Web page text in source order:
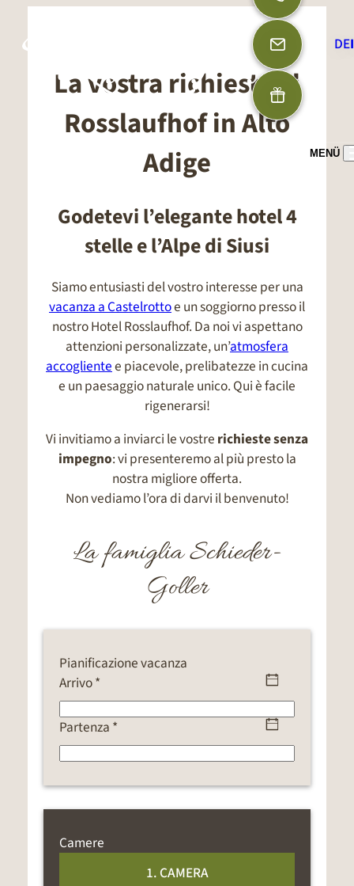
DE
MENÜ
La vostra richiesta al
Rosslaufhof in Alto
Adige
Godetevi l’elegante hotel 4
stelle e l’Alpe di Siusi
Siamo entusiasti del vostro interesse per una
vacanza a Castelrottoe un soggiorno presso il
nostro Hotel Rosslaufhof. Da noi vi aspettano
attenzioni personalizzate, un’atmosfera
accoglientee piacevole, prelibatezze in cucina
e un paesaggio naturale unico. Qui è facile
rigenerarsi!
Vi invitiamo a inviarci le vostre richieste senza
impegno: vi presenteremo al più presto la
nostra migliore offerta.
Non vediamo l’ora di darvi il benvenuto!
La famiglia Schieder-
Goller
Pianificazione vacanza
Arrivo *
Partenza *
Camere
1. CAMERA